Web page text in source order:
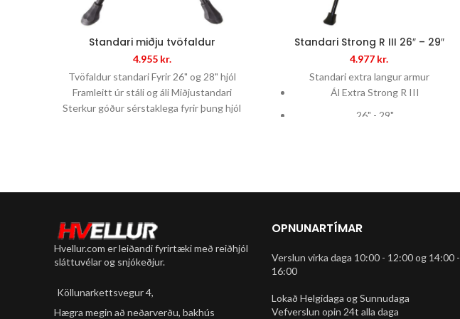
Standari miðju tvöfaldur
4.955 kr.
Tvöfaldur standari Fyrir 26" og 28" hjól
Framleitt úr stáli og áli Miðjustandari
Sterkur góður sérstaklega fyrir þung hjól
Standari Strong R III 26″ – 29″
4.977 kr.
Standari extra langur armur
Ál Extra Strong R III
26" - 29"
Aukalykkjur fylgja fyrir mism.
Nútimastandari fyrir nútíma hjól.
Hvellur.com er leiðandi fyrirtæki með reiðhjól
sláttuvélar og snjókeðjur.
Köllunarkettsvegur 4,
Hægra megin að neðarverðu, bakhús
OPNUNARTÍMAR
Verslun virka daga 10:00 - 12:00 og 14:00 -
16:00
Lokað Helgidaga og Sunnudaga
Vefverslun opin 24t alla daga